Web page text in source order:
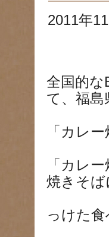
2011年
全国的な
て、福島
「カレ
「カレ
焼きそ
っけた